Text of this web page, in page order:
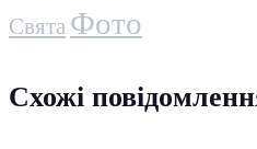
Свята Фото
Схожі